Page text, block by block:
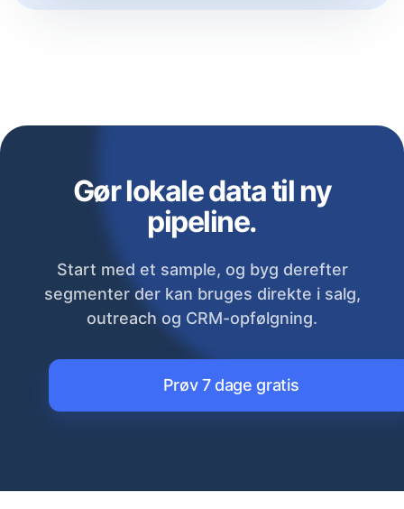
Gør lokale data til ny
pipeline.
Start med et sample, og byg derefter
segmenter der kan bruges direkte i salg,
outreach og CRM-opfølgning.
Prøv 7 dage gratis